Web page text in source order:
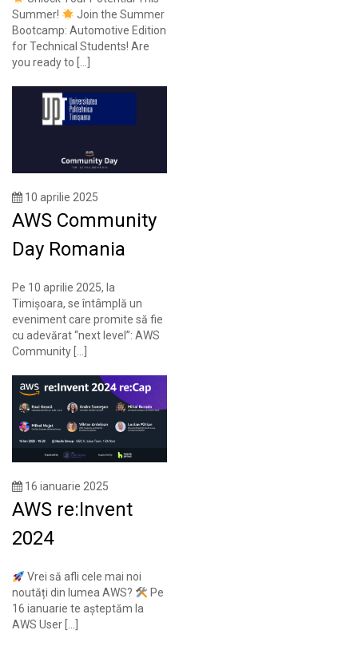
Summer!
Join the Summer
Bootcamp: Automotive Edition
for Technical Students! Are
you ready to […]
10 aprilie 2025
AWS Community
Day Romania
Pe 10 aprilie 2025, la
Timișoara, se întâmplă un
eveniment care promite să fie
cu adevărat “next level”: AWS
Community […]
16 ianuarie 2025
AWS re:Invent
2024
Vrei să afli cele mai noi
noutăți din lumea AWS?
Pe
16 ianuarie te așteptăm la
AWS User […]